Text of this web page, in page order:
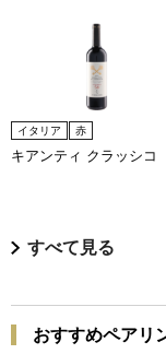
イタリア 赤
キアンティ クラッシコ
すべて見る
おすすめペアリ